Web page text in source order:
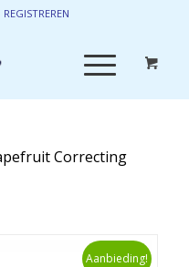
REGISTREREN
Correcting
Aanbieding!